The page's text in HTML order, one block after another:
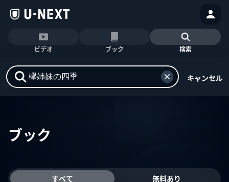
ビデオ ブック 検索
キャンセル
ブック
すべて 無料あり